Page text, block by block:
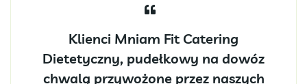
Klienci Mniam Fit Catering
Dietetyczny, pudełkowy na dowóz
chwalą przywożone przez naszych